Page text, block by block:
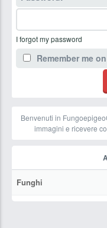
I forgot my password
Remember me
Benvenuti in
immagini e ricevere
Funghi